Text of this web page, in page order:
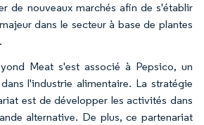
de nouveaux marchés afin de s'établir
dans le secteur à base de plantes
Meat s'est associé à Pepsico, un
l'industrie alimentaire. La stratégie
est de développer les activités dans
alternative. De plus, ce partenariat